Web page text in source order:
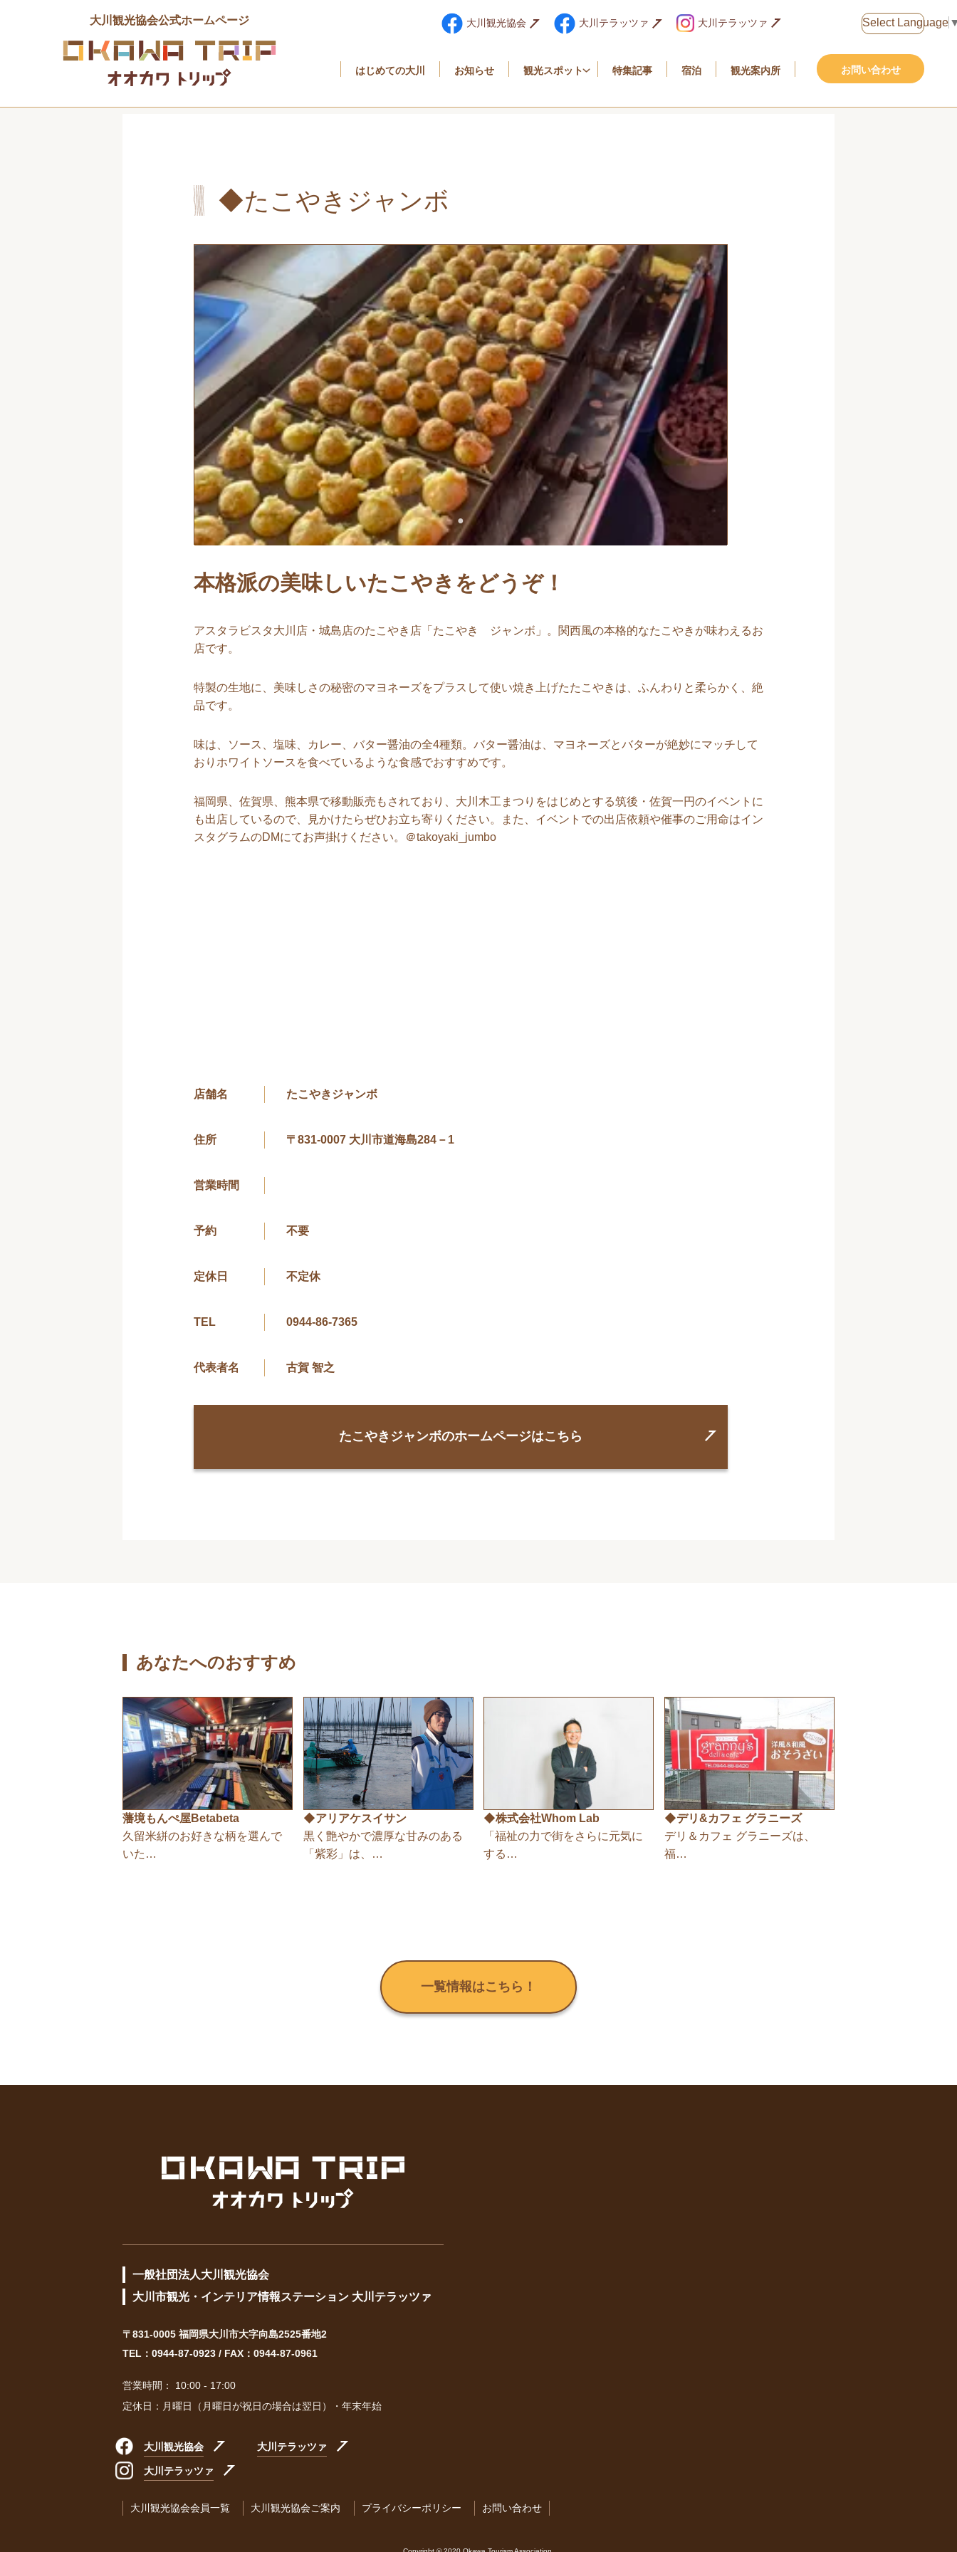
大川観光協会公式ホームページ 大川観光協会 大川テラッツァ 大川テラッツァ Select Language
はじめての大川 お知らせ 観光スポット 特集記事 宿泊 観光案内所 お問い合わせ
◆たこやきジャンボ
本格派の美味しいたこやきをどうぞ！
アスタラビスタ大川店・城島店のたこやき店「たこやき ジャンボ」。関西風の本格的なたこやきが味わえるお
店です。
特製の生地に、美味しさの秘密のマヨネーズをプラスして使い焼き上げたたこやきは、ふんわりと柔らかく、絶
品です。
味は、ソース、塩味、カレー、バター醤油の全4種類。バター醤油は、マヨネーズとバターが絶妙にマッチして
おりホワイトソースを食べているような食感でおすすめです。
福岡県、佐賀県、熊本県で移動販売もされており、大川木工まつりをはじめとする筑後・佐賀一円のイベントに
も出店しているので、見かけたらぜひお立ち寄りください。また、イベントでの出店依頼や催事のご用命はイン
スタグラムのDMにてお声掛けください。＠takoyaki_jumbo
店舗名 たこやきジャンボ
住所 〒831-0007 大川市道海島284－1
営業時間
予約 不要
定休日 不定休
TEL 0944-86-7365
代表者名 古賀 智之
たこやきジャンボのホームページはこちら
あなたへのおすすめ
藩境もんぺ屋Betabeta
久留米絣のお好きな柄を選んで
いた…
◆アリアケスイサン
黒く艶やかで濃厚な甘みのある
「紫彩」は、…
◆株式会社Whom Lab
「福祉の力で街をさらに元気に
する…
◆デリ&カフェ グラニーズ
デリ＆カフェ グラニーズは、
福…
一覧情報はこちら！
一般社団法人大川観光協会
大川市観光・インテリア情報ステーション 大川テラッツァ
〒831-0005 福岡県大川市大字向島2525番地2
TEL： 0944-87-0923 / FAX：0944-87-0961
営業時間： 10:00 - 17:00
定休日：月曜日（月曜日が祝日の場合は翌日）・年末年始
大川観光協会 大川テラッツァ
大川テラッツァ
大川観光協会会員一覧 大川観光協会ご案内 プライバシーポリシー お問い合わせ